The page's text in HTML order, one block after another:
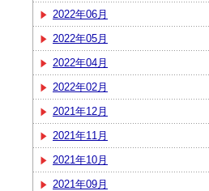
2022年06月
2022年05月
2022年04月
2022年02月
2021年12月
2021年11月
2021年10月
2021年09月